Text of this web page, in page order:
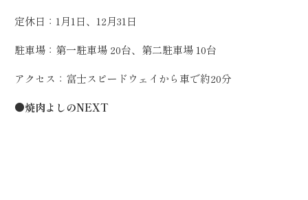
定休日：1月1日、12月31日
駐車場：第一駐車場 20台、第二駐車場 10台
アクセス：富士スピードウェイから車で約20分
●焼肉よしのNEXT